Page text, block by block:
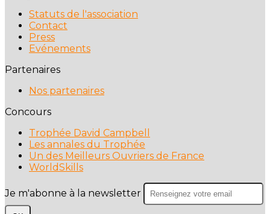
Statuts de l'association
Contact
Press
Evénements
Partenaires
Nos partenaires
Concours
Trophée David Campbell
Les annales du Trophée
Un des Meilleurs Ouvriers de France
WorldSkills
Je m'abonne à la newsletter